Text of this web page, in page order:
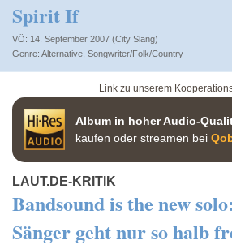
Spirit If
VÖ: 14. September 2007 (City Slang)
Alternative Songwriter/Folk/Country
Link zu unserem
Album in hoher Audio-
kaufen oder streamen bei
LAUT.DE-KRITIK
Bandsound is the new
Sänger geht nur so halb